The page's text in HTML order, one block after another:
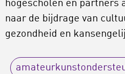
hogescholen en partners
naar de bijdrage van
gezondheid en